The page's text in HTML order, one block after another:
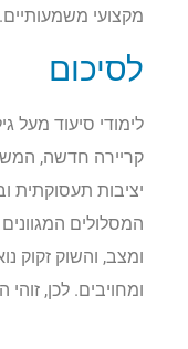
מקצועי משמעותיים.
לסיכום
קריירה חדשה,
יציבות תעסוקתית
המסלולים
ומצב, והשוק זקוק
ומחויבים. לכן, זוהי